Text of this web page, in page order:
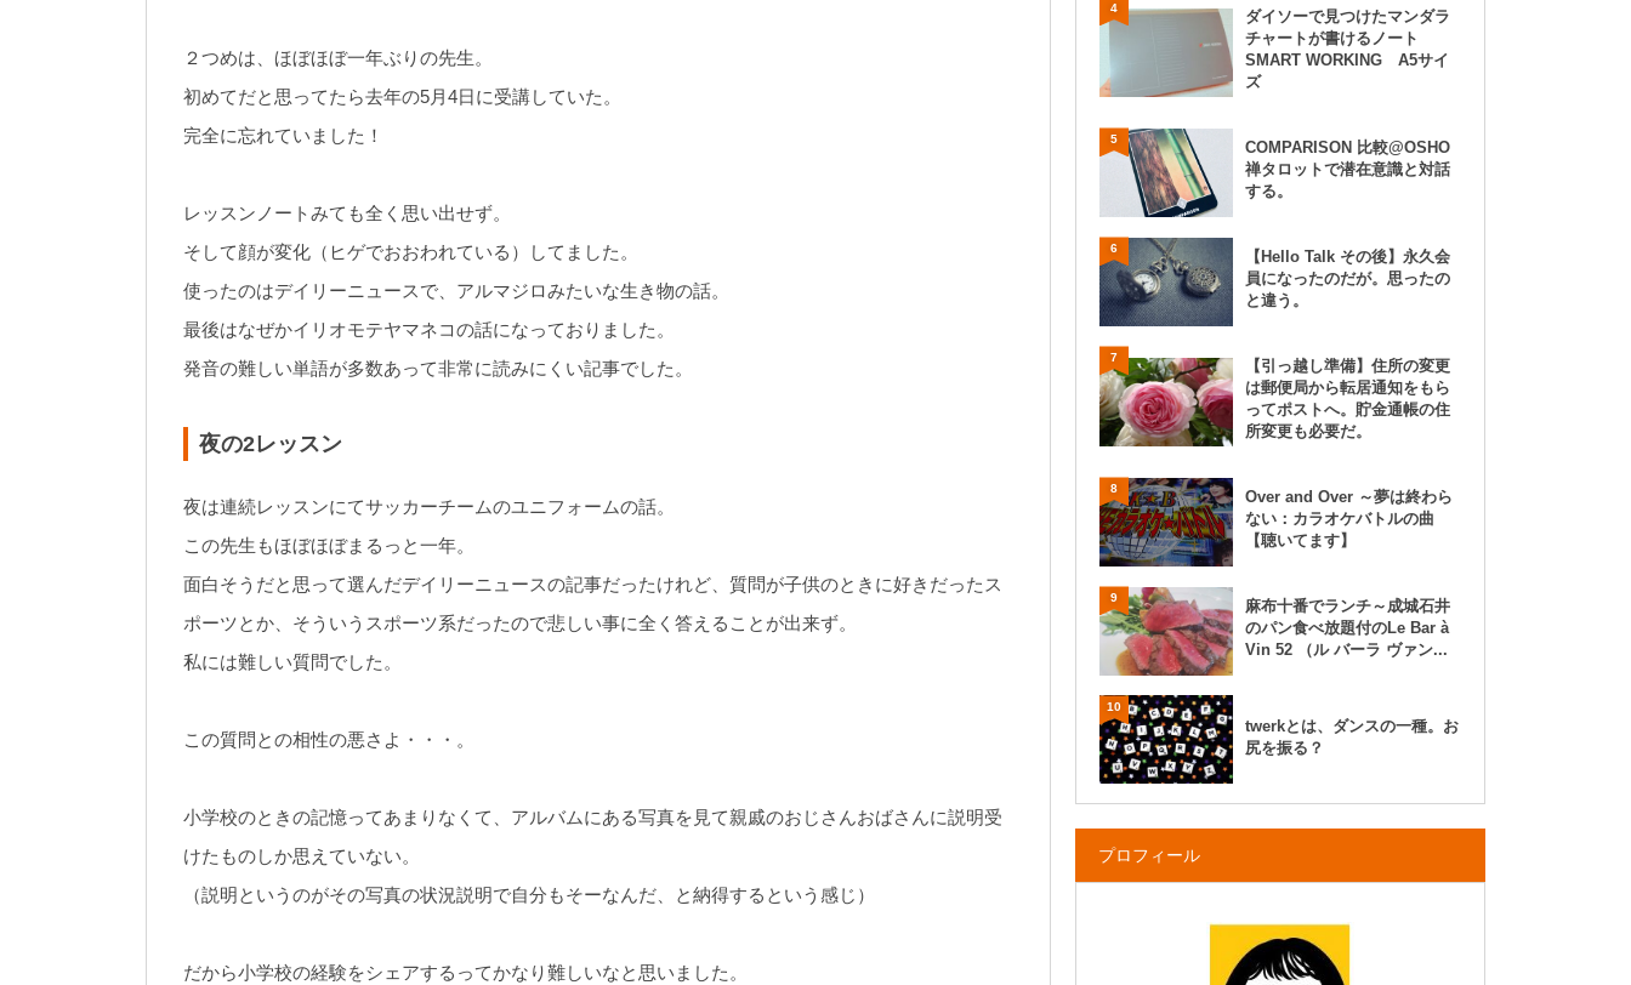
２つめは、ほぼほぼ一年ぶりの先生。
初めてだと思ってたら去年の5月4日に受講していた。
完全に忘れていました！
レッスンノートみても全く思い出せず。
そして顔が変化（ヒゲでおおわれている）してました。
使ったのはデイリーニュースで、アルマジロみたいな生き物の話。
最後はなぜかイリオモテヤマネコの話になっておりました。
発音の難しい単語が多数あって非常に読みにくい記事でした。
夜の2レッスン
夜は連続レッスンにてサッカーチームのユニフォームの話。
この先生もほぼほぼまるっと一年。
面白そうだと思って選んだデイリーニュースの記事だったけれど、質問が子供のときに好きだったス
ポーツとか、そういうスポーツ系だったので悲しい事に全く答えることが出来ず。
私には難しい質問でした。
この質問との相性の悪さよ・・・。
小学校のときの記憶ってあまりなくて、アルバムにある写真を見て親戚のおじさんおばさんに説明受
けたものしか思えていない。
（説明というのがその写真の状況説明で自分もそーなんだ、と納得するという感じ）
だから小学校の経験をシェアするってかなり難しいなと思いました。
4
ダイソーで見つけたマンダラ
チャートが書けるノート
SMART WORKING A5サイ
ズ
5
COMPARISON 比較@OSHO
禅タロットで潜在意識と対話
する。
6
【Hello Talk その後】永久会
員になったのだが。思ったの
と違う。
7
【引っ越し準備】住所の変更
は郵便局から転居通知をもら
ってポストへ。貯金通帳の住
所変更も必要だ。
8
Over and Over ～夢は終わら
ない：カラオケバトルの曲
【聴いてます】
9
麻布十番でランチ～成城石井
のパン食べ放題付のLe Bar à
Vin 52 （ル バーラ ヴァン...
10
twerkとは、ダンスの一種。お
尻を振る？
プロフィール